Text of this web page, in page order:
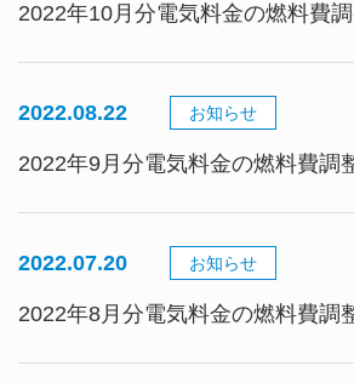
2022年10月分電気料金の燃料費
2022.08.22 お知らせ
2022年9月分電気料金の燃料費調
2022.07.20 お知らせ
2022年8月分電気料金の燃料費調